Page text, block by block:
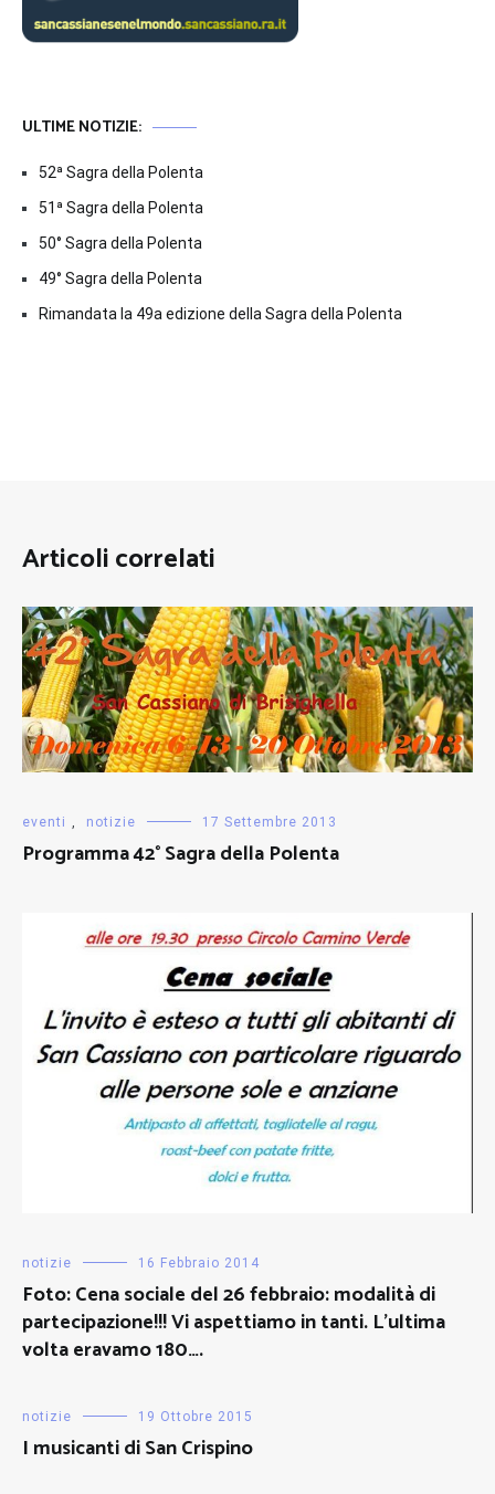
ULTIME NOTIZIE:
52ª Sagra della Polenta
51ª Sagra della Polenta
50° Sagra della Polenta
49° Sagra della Polenta
Rimandata la 49a edizione della Sagra della Polenta
Articoli correlati
eventi , notizie 17 Settembre 2013
Programma 42° Sagra della Polenta
notizie 16 Febbraio 2014
Foto: Cena sociale del 26 febbraio: modalità di
partecipazione!!! Vi aspettiamo in tanti. L’ultima
volta eravamo 180….
notizie 19 Ottobre 2015
I musicanti di San Crispino